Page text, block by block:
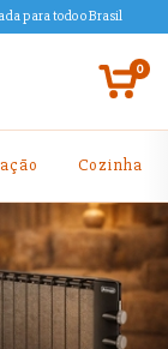
para todo o Brasil
0
Cozinha